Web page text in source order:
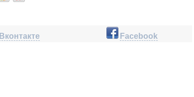
Вконтакте Facebook